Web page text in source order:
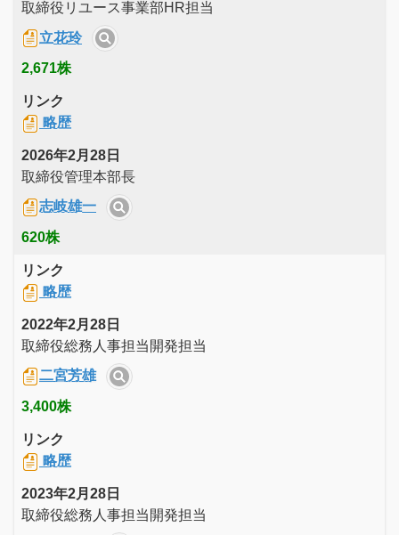
取締役リユース事業部HR担当
立花玲
2,671株
リンク
略歴
2026年2月28日
取締役管理本部長
志岐雄一
620株
リンク
略歴
2022年2月28日
取締役総務人事担当開発担当
二宮芳雄
3,400株
リンク
略歴
2023年2月28日
取締役総務人事担当開発担当